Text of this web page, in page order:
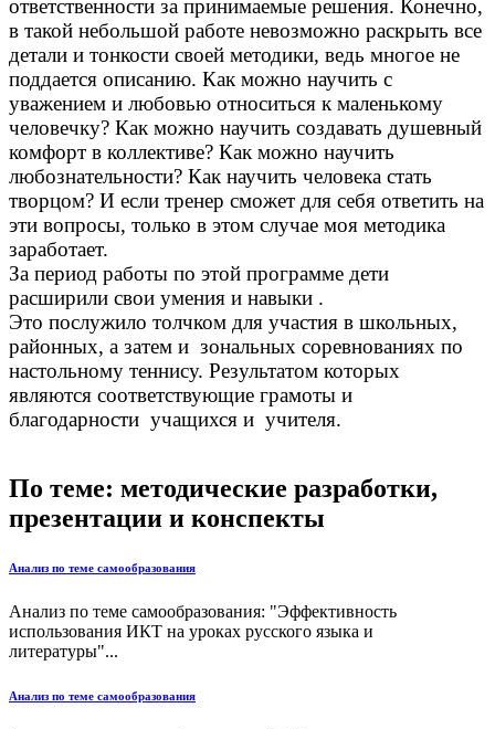
ответственности за принимаемые решения. Конечно,
в такой небольшой работе невозможно раскрыть все
детали и тонкости своей методики, ведь многое не
поддается описанию. Как можно научить с
уважением и любовью относиться к маленькому
человечку? Как можно научить создавать душевный
комфорт в коллективе? Как можно научить
любознательности? Как научить человека стать
творцом? И если тренер сможет для себя ответить на
эти вопросы, только в этом случае моя методика
заработает.
За период работы по этой программе дети
расширили свои умения и навыки .
Это послужило толчком для участия в школьных,
районных, а затем и зональных соревнованиях по
настольному теннису. Результатом которых
являются соответствующие грамоты и
благодарности учащихся и учителя.
По теме: методические разработки,
презентации и конспекты
Анализ по теме самообразования
Анализ по теме самообразования: "Эффективность
использования ИКТ на уроках русского языка и
литературы"...
Анализ по теме самообразования